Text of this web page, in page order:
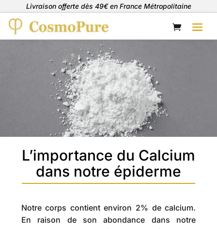
Livraison offerte dès 49€ en France Métropolitaine
L’importance du Calcium
dans notre épiderme
Notre corps contient environ 2% de calcium.
En raison de son abondance dans notre